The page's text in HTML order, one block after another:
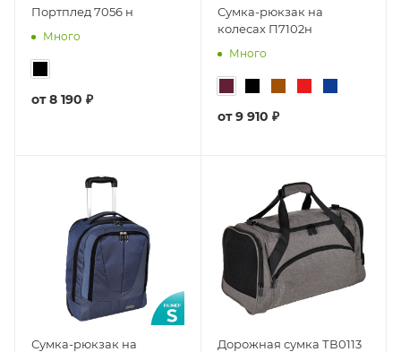
Портплед 7056 н
Много
от8 190 ₽
Сумка-рюкзак на
колесах П7102н
Много
от9 910 ₽
Сумка-рюкзак на
Дорожная сумка ТВ0113